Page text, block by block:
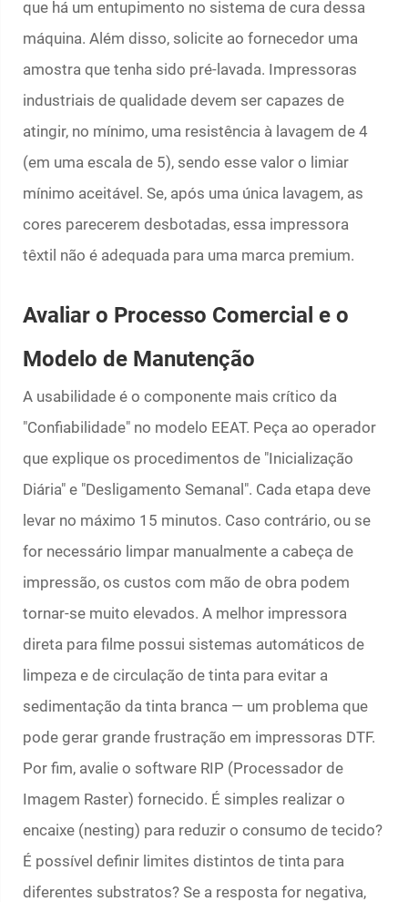
que há um entupimento no sistema de cura dessa
máquina. Além disso, solicite ao fornecedor uma
amostra que tenha sido pré-lavada. Impressoras
industriais de qualidade devem ser capazes de
atingir, no mínimo, uma resistência à lavagem de 4
(em uma escala de 5), sendo esse valor o limiar
mínimo aceitável. Se, após uma única lavagem, as
cores parecerem desbotadas, essa impressora
têxtil não é adequada para uma marca premium.
Avaliar o Processo Comercial e o
Modelo de Manutenção
A usabilidade é o componente mais crítico da
"Confiabilidade" no modelo EEAT. Peça ao operador
que explique os procedimentos de "Inicialização
Diária" e "Desligamento Semanal". Cada etapa deve
levar no máximo 15 minutos. Caso contrário, ou se
for necessário limpar manualmente a cabeça de
impressão, os custos com mão de obra podem
tornar-se muito elevados. A melhor impressora
direta para filme possui sistemas automáticos de
limpeza e de circulação de tinta para evitar a
sedimentação da tinta branca — um problema que
pode gerar grande frustração em impressoras DTF.
Por fim, avalie o software RIP (Processador de
Imagem Raster) fornecido. É simples realizar o
encaixe (nesting) para reduzir o consumo de tecido?
É possível definir limites distintos de tinta para
diferentes substratos? Se a resposta for negativa,